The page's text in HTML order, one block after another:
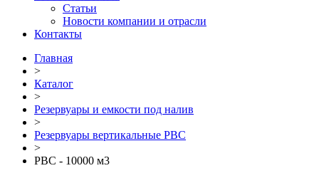
Статьи
Новости компании и отрасли
Контакты
Главная
>
Каталог
>
Резервуары и емкости под налив
>
Резервуары вертикальные РВС
>
РВС - 10000 м3